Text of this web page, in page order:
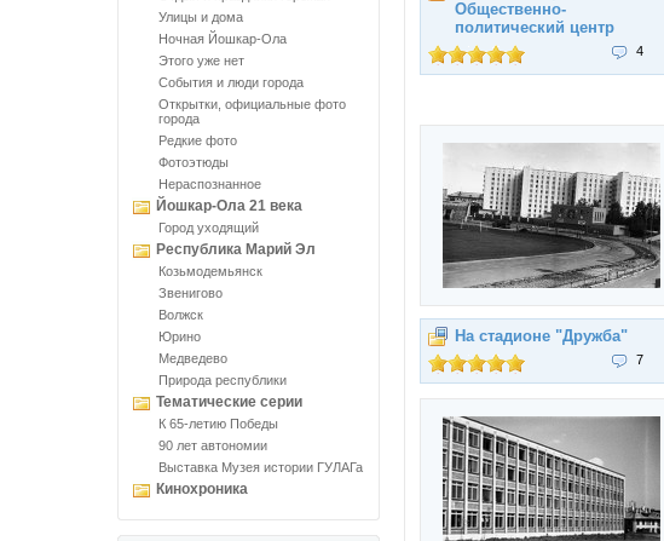
Улицы и дома
Ночная Йошкар-Ола
Этого уже нет
События и люди города
Открытки, официальные фото
города
Редкие фото
Фотоэтюды
Нераспознанное
Йошкар-Ола 21 века
Город уходящий
Республика Марий Эл
Козьмодемьянск
Звенигово
Волжск
Юрино
Медведево
Природа республики
Тематические серии
К 65-летию Победы
90 лет автономии
Выставка Музея истории ГУЛАГа
Кинохроника
Общественно-
политический центр
4
На стадионе "Дружба"
7